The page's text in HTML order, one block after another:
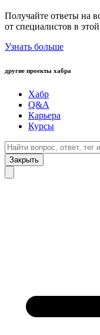
Получайте ответы на
от специалистов в
Узнать больше
другие проекты хабра
Хабр
Q&A
Карьера
Курсы
Закрыть